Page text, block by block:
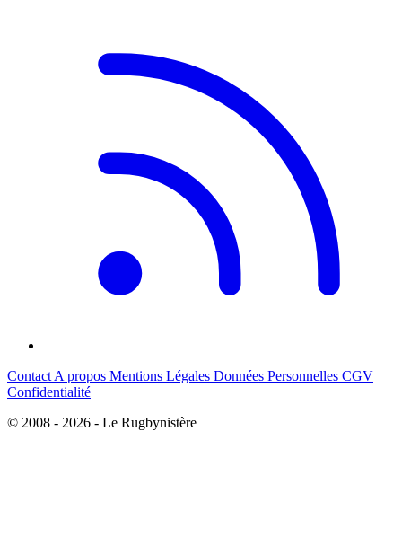
Contact A propos Mentions Légales Données Personnelles CGV
Confidentialité
© 2008 - 2026 - Le Rugbynistère